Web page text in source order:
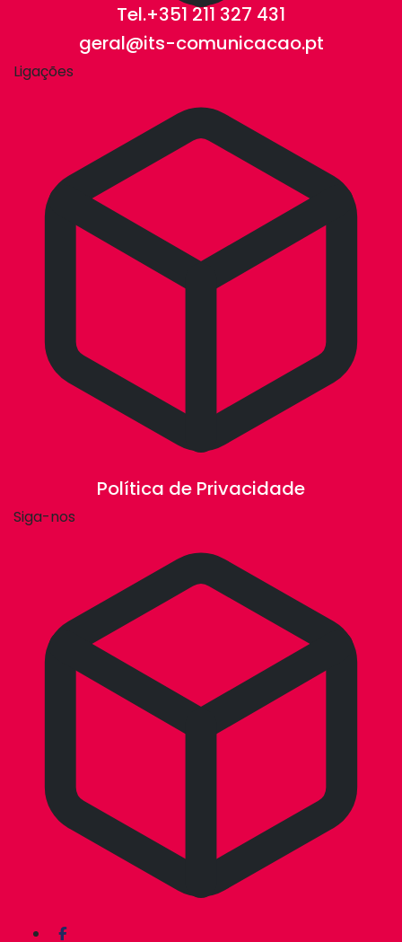
Tel.+351 211 327 431
geral@its-comunicacao.pt
Ligações
Política de Privacidade
Siga-nos